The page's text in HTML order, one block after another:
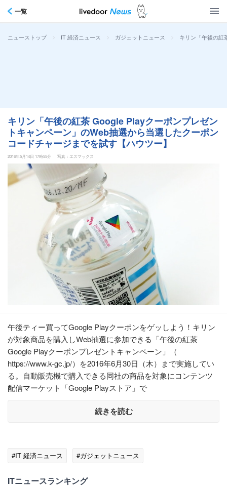
一覧
ニューストップ > IT 経済ニュース > ガジェットニュース > キリン「午後の紅
キリン「午後の紅茶 Google Playクーポンプレゼン
トキャンペーン」のWeb抽選から当選したクーポン
コードチャージまでを試す【ハウツー】
2016年5月14日 17時55分 写真：エスマックス
午後ティー買ってGoogle Playクーポンをゲッしよう！キリン
が対象商品を購入しWeb抽選に参加できる「午後の紅茶
Google Playクーポンプレゼントキャンペーン」（
https://www.k-gc.jp/）を2016年6月30日（木）まで実施してい
る。自動販売機で購入できる同社の商品を対象にコンテンツ
配信マーケット「Google Playストア」で
続きを読む
#IT 経済ニュース #ガジェットニュース
ITニュースランキング